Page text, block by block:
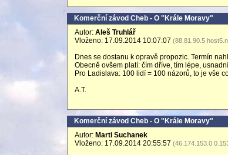
Komerční závod Cheb - O "Krále Moravy"
Autor: Aleš Truhlář
Vloženo: 17.09.2014 10:07:07 (88.81.90.5
Dnes se dostanu k opravě propozic. Termín
Obecně ovšem platí: čím dříve, tím lépe,
Pro Ladislava: 100 lidí = 100 názorů, to je vše
A.T.
Komerční závod Cheb - O "Krále Moravy"
Autor: Marti Suchanek
Vloženo: 17.09.2014 20:55:57 (46.174.153.0